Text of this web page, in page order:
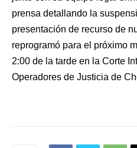
prensa detallando la
presentación de recurso de
reprogramó para el próximo
2:00 de la tarde en la Corte
Operadores de Justicia de